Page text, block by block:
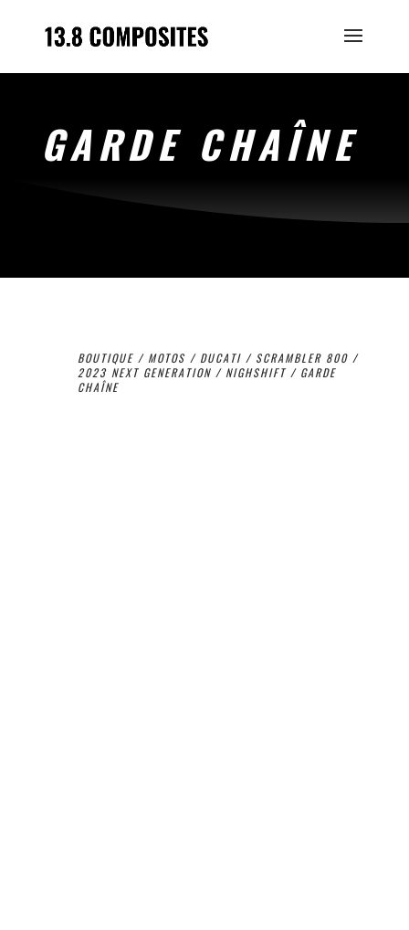
GARDE CHAÎNE
BOUTIQUE/ MOTOS / DUCATI/ SCRAMBLER 800/
2023 NEXT GENERATION/ NIGHSHIFT/ GARDE
CHAÎNE